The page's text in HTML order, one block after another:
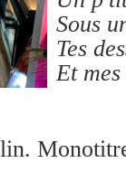
Sous
Tes
Et